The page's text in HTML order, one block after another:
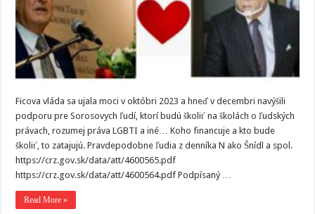
Ficova vláda sa ujala moci v októbri 2023 a hneď v decembri navýšili
podporu pre Sorosovych ľudí, ktorí budú školiť na školách o ľudských
právach, rozumej práva LGBTI a iné… Koho financuje a kto bude
školiť, to zatajujú. Pravdepodobne ľudia z denníka N ako Šnídl a spol.
https://crz.gov.sk/data/att/4600565.pdf
https://crz.gov.sk/data/att/4600564.pdf Podpísaný …
Read More »